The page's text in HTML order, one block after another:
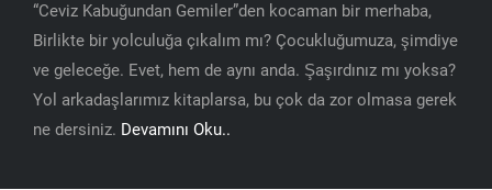
“Ceviz Kabuğundan Gemiler”den kocaman bir merhaba,
Birlikte bir yolculuğa çıkalım mı? Çocukluğumuza, şimdiye
ve geleceğe. Evet, hem de aynı anda. Şaşırdınız mı yoksa?
Yol arkadaşlarımız kitaplarsa, bu çok da zor olmasa gerek
ne dersiniz. Devamını Oku..